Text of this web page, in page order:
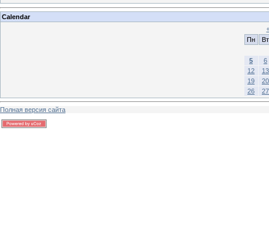
Calendar
Пн
Вт
5
6
12
13
19
20
26
27
Полная версия сайта